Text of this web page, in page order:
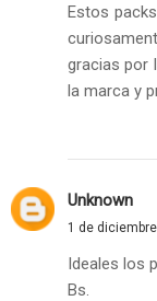
Estos
gracias por
la marca y
Unknown
1 de
Ideales los
Bs.